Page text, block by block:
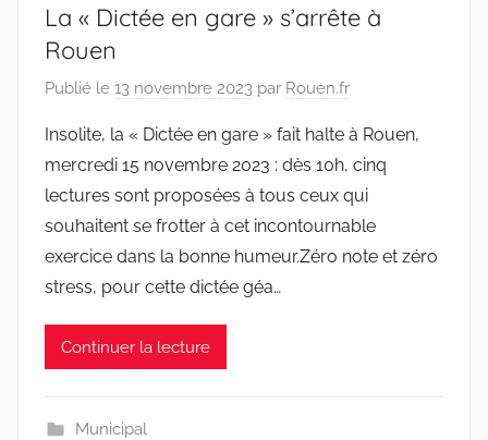
La « Dictée en gare » s’arrête à
Rouen
Publié le 13 novembre 2023 par Rouen.fr
Insolite, la « Dictée en gare » fait halte à Rouen,
mercredi 15 novembre 2023 : dès 10h, cinq
lectures sont proposées à tous ceux qui
souhaitent se frotter à cet incontournable
exercice dans la bonne humeur.Zéro note et zéro
stress, pour cette dictée géa…
Continuer la lecture
Municipal